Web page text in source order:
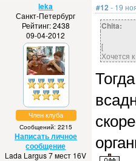
leka
Санкт-Петербург
Рейтинг: 2438
09-04-2012
Член клуба
Сообщений: 2215
Написать личное
сообщение
Lada Largus 7 мест 16V
#12 - 19
Chita:
[
Хочется